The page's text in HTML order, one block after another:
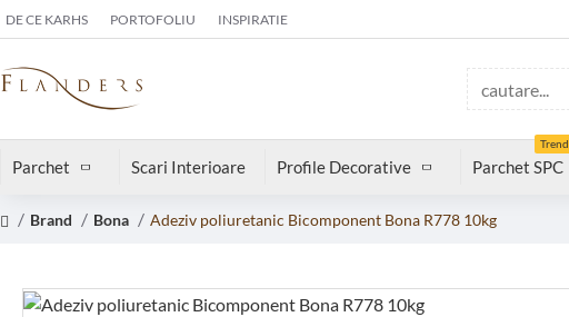
DE CE KARHS PORTOFOLIU INSPIRATIE
Parchet Scari Interioare Profile Decorative Parchet SPC
Trend
Brand Bona Adeziv poliuretanic Bicomponent Bona R778 10kg